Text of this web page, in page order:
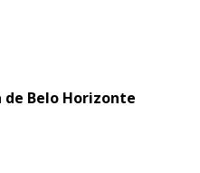
de Belo Horizonte